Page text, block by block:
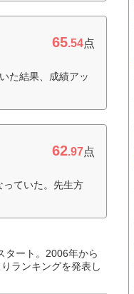
65.54点
た結果、成績アッ
62.97点
っていた。先生方
タート。2006年から
ランキングを発表し